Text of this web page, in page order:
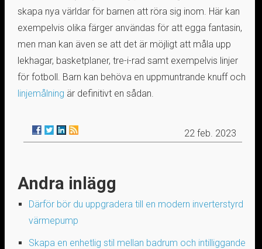
skapa nya världar för barnen att röra sig inom. Här kan
exempelvis olika färger användas för att egga fantasin,
men man kan även se att det är möjligt att måla upp
lekhagar, basketplaner, tre-i-rad samt exempelvis linjer
för fotboll. Barn kan behöva en uppmuntrande knuff och
linjemålning är definitivt en sådan.
22 feb. 2023
Andra inlägg
Därför bör du uppgradera till en modern inverterstyrd
värmepump
Skapa en enhetlig stil mellan badrum och intilliggande